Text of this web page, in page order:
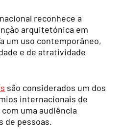
reconhece a
arquitetónica em
um uso contemporâneo,
e de atratividade
são considerados um dos
internacionais de
uma audiência
de pessoas.